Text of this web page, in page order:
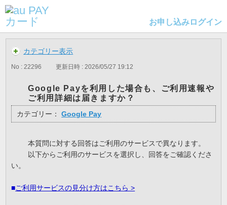
お申し込みログイン
カテゴリー表示
No : 22296 更新日時 : 2026/05/27 19:12
Google Payを利用した場合も、ご利用速報や
ご利用詳細は届きますか？
カテゴリー： Google Pay
本質問に対する回答はご利用のサービスで異なります。
以下からご利用のサービスを選択し、回答をご確認くださ
い。
■ご利用サービスの見分け方はこちら >